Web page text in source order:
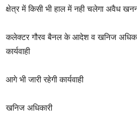
क्षेत्र में किसी भी हाल में नही चलेगा अवैध
कलेक्टर गौरव बैनल के आदेश व खनिज
कार्यवाही
आगे भी जारी रहेगी कार्यवाही
खनिज अधिकारी